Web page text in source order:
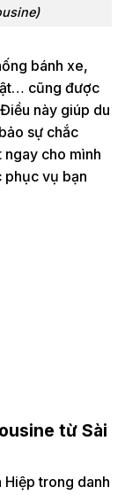
bánh xe,
cũng được
này giúp du
sự chắc
ngay cho mình
phục vụ bạn
từ Sài
Hiệp trong danh